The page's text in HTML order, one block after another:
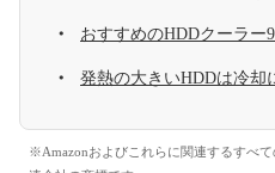
おすすめのHDDクーラー
発熱の大きいHDDは冷却
※Amazonおよびこれらに関連するすべ